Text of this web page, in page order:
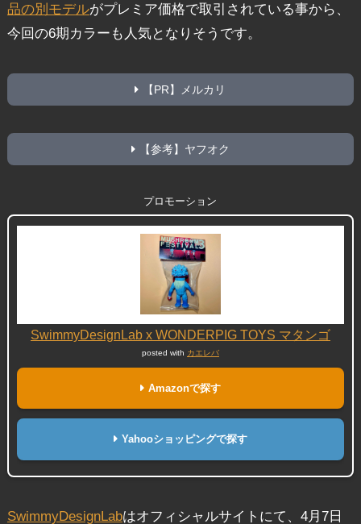
品の別モデルがプレミア価格で取引されている事から、
今回の6期カラーも人気となりそうです。
【PR】メルカリ
【参考】ヤフオク
プロモーション
SwimmyDesignLab x WONDERPIG TOYS マタンゴ
posted with カエレバ
Amazonで探す
Yahooショッピングで探す
SwimmyDesignLabはオフィシャルサイトにて、4月7日